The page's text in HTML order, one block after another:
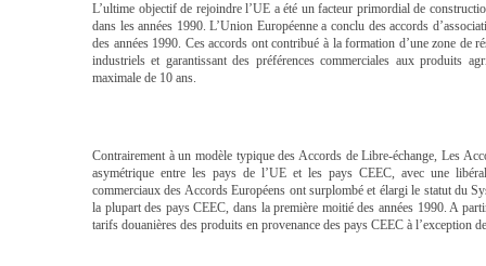
L’ultime objectif de rejoindre l’UE a été un facteur primordial de
dans les années 1990. L’Union Européenne a conclu des accords
des années 1990. Ces accords ont contribué à la formation d’une zone de
industriels et garantissant des préférences commerciales aux produits
maximale de 10 ans.
Contrairement à un modèle typique des Accords de Libre-échange, Les
asymétrique entre les pays de l’UE et les pays CEEC, avec une
commerciaux des Accords Européens ont surplombé et élargi le statut du
la plupart des pays CEEC, dans la première moitié des années 1990. A
tarifs douanières des produits en provenance des pays CEEC à l’exception